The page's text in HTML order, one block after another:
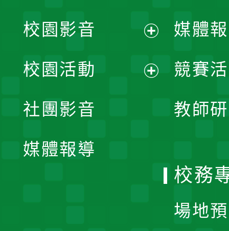
媒體
競賽
教師
校園影音
開
校園活動
社團影音
媒體報導
校務
場地